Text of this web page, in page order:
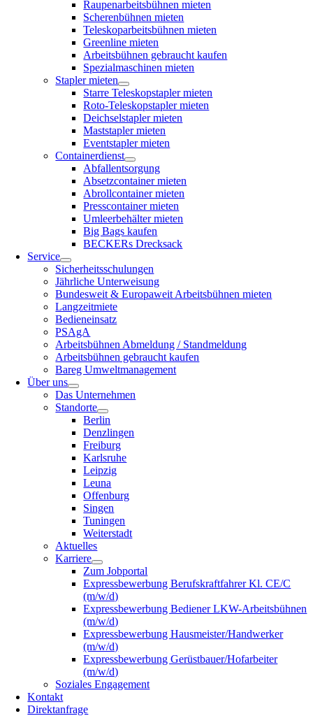
Raupenarbeitsbühnen mieten
Scherenbühnen mieten
Teleskoparbeitsbühnen mieten
Greenline mieten
Arbeitsbühnen gebraucht kaufen
Spezialmaschinen mieten
Stapler mieten
Starre Teleskopstapler mieten
Roto-Teleskopstapler mieten
Deichselstapler mieten
Maststapler mieten
Eventstapler mieten
Containerdienst
Abfallentsorgung
Absetzcontainer mieten
Abrollcontainer mieten
Presscontainer mieten
Umleerbehälter mieten
Big Bags kaufen
BECKERs Drecksack
Service
Sicherheitsschulungen
Jährliche Unterweisung
Bundesweit & Europaweit Arbeitsbühnen mieten
Langzeitmiete
Bedieneinsatz
PSAgA
Arbeitsbühnen Abmeldung / Standmeldung
Arbeitsbühnen gebraucht kaufen
Bareg Umweltmanagement
Über uns
Das Unternehmen
Standorte
Berlin
Denzlingen
Freiburg
Karlsruhe
Leipzig
Leuna
Offenburg
Singen
Tuningen
Weiterstadt
Aktuelles
Karriere
Zum Jobportal
Expressbewerbung Berufskraftfahrer Kl. CE/C
(m/w/d)
Expressbewerbung Bediener LKW-Arbeitsbühnen
(m/w/d)
Expressbewerbung Hausmeister/Handwerker
(m/w/d)
Expressbewerbung Gerüstbauer/Hofarbeiter
(m/w/d)
Soziales Engagement
Kontakt
Direktanfrage